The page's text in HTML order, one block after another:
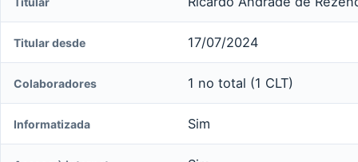
Titular desde 17/07/2024
Colaboradores 1 no total (1 CLT)
Informatizada Sim